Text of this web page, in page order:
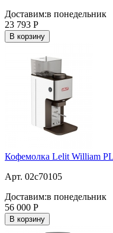
Доставим:в понедельник
23 793 Р
В корзину
Кофемолка Lelit William
Арт. 02c70105
Доставим:в понедельник
56 000 Р
В корзину